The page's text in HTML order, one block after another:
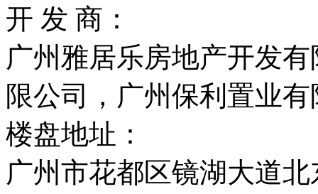
开 发 商：
广州雅居乐房地产开发
限公司，广州保利置业
楼盘地址：
广州市花都区镜湖大道